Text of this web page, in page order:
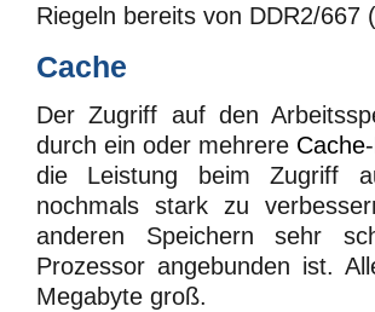
Riegeln bereits von DDR2/667
Cache
Der Zugriff auf den
durch ein oder mehrere Cache
die Leistung beim Zugriff
nochmals stark zu
anderen Speichern sehr
Prozessor angebunden ist.
Megabyte groß.